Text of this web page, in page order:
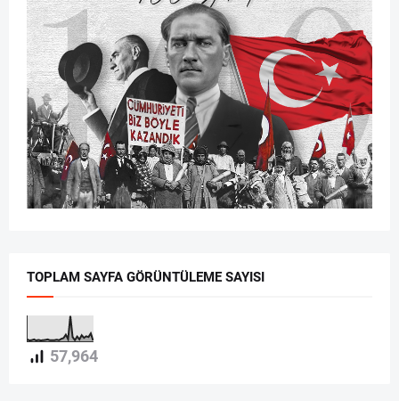
TOPLAM SAYFA GÖRÜNTÜLEME SAYISI
57,964